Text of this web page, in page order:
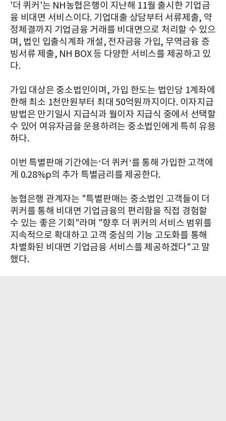
'더 퀴커'는 NH농협은행이 지난해 11월 출시한 기업금
융 비대면 서비스이다. 기업대출 상담부터 서류제출, 약
정체결까지 기업금융 거래를 비대면으로 처리할 수 있으
며, 법인 입출식계좌 개설, 전자금융 가입, 무역금융 증
빙서류 제출, NH BOX 등 다양한 서비스를 제공하고 있
다.
가입 대상은 중소법인이며, 가입 한도는 법인당 1계좌에
한해 최소 1천만원부터 최대 50억원까지이다. 이자지급
방법은 만기일시 지급식과 월이자 지급식 중에서 선택할
수 있어 여유자금을 운용하려는 중소법인에게 특히 유용
하다.
이번 특별판매 기간에는‘더 퀴커’를 통해 가입한 고객에
게 0.28%p의 추가 특별금리를 제공한다.
농협은행 관계자는 "특별판매는 중소법인 고객들이 더
퀴커를 통해 비대면 기업금융의 편리함을 직접 경험할
수 있는 좋은 기회"라며 "향후 더 퀴커의 서비스 범위를
지속적으로 확대하고 고객 중심의 기능 고도화를 통해
차별화된 비대면 기업금융 서비스를 제공하겠다"고 말
했다.